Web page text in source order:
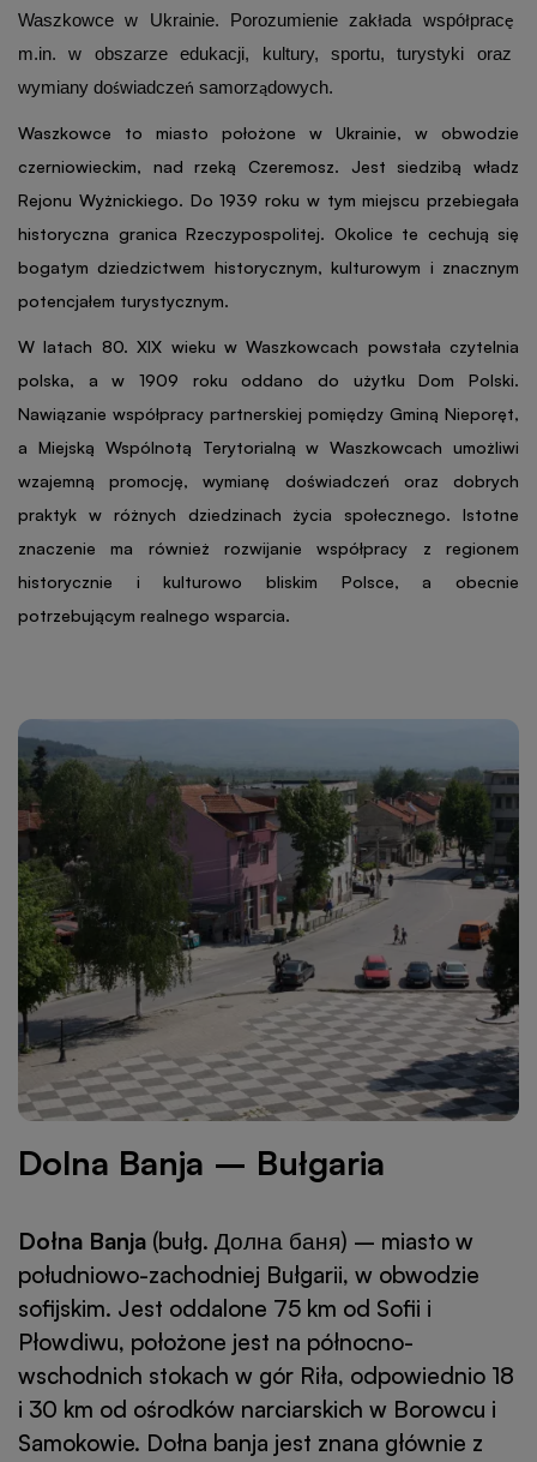
Waszkowce w Ukrainie. Porozumienie zakłada współpracę
m.in. w obszarze edukacji, kultury, sportu, turystyki oraz
wymiany doświadczeń samorządowych.
Waszkowce to miasto położone w Ukrainie, w obwodzie
czerniowieckim, nad rzeką Czeremosz. Jest siedzibą władz
Rejonu Wyżnickiego. Do 1939 roku w tym miejscu przebiegała
historyczna granica Rzeczypospolitej. Okolice te cechują się
bogatym dziedzictwem historycznym, kulturowym i znacznym
potencjałem turystycznym.
W latach 80. XIX wieku w Waszkowcach powstała czytelnia
polska, a w 1909 roku oddano do użytku Dom Polski.
Nawiązanie współpracy partnerskiej pomiędzy Gminą Nieporęt,
a Miejską Wspólnotą Terytorialną w Waszkowcach umożliwi
wzajemną promocję, wymianę doświadczeń oraz dobrych
praktyk w różnych dziedzinach życia społecznego. Istotne
znaczenie ma również rozwijanie współpracy z regionem
historycznie i kulturowo bliskim Polsce, a obecnie
potrzebującym realnego wsparcia.
Dolna Banja – Bułgaria
Dołna Banja (bułg. Долна баня) – miasto w
południowo-zachodniej Bułgarii, w obwodzie
sofijskim. Jest oddalone 75 km od Sofii i
Płowdiwu, położone jest na północno-
wschodnich stokach w gór Riła, odpowiednio 18
i 30 km od ośrodków narciarskich w Borowcu i
Samokowie. Dołna banja jest znana głównie z